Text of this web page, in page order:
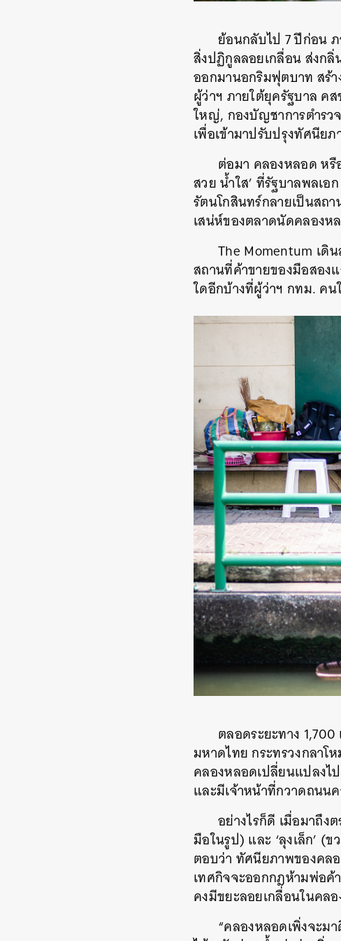
ย้อนกลับไป 7 ปีก่อน
สิ่งปฏิกูลลอยเกลื่อน ส่งก
ออกมานอกริมฟุตบาท สร้
ผู้ว่าฯ ภายใต้ยุครัฐบาล ค
ใหญ่, กองบัญชาการตำรว
เพื่อเข้ามาปรับปรุงทัศนีย
ต่อมา คลองหลอด หรื
สวย น้ำใส’ ที่รัฐบาลพลเ
รัตนโกสินทร์กลายเป็นสถ
เสน่ห์ของตลาดนัดคลอง
The Momentum เดิ
สถานที่ค้าขายของมือสอง
ใดอีกบ้างที่ผู้ว่าฯ กทม. ค
ตลอดระยะทาง
มหาดไทย กระทรวงกลา
คลองหลอดเปลี่ยนแปลงไ
และมีเจ้าหน้าที่กวาดถนน
อย่างไรก็ดี เมื่อมาถึง
มือในรูป) และ ‘ลุงเล็ก’ (
ตอบว่า ทัศนียภาพของคล
เทศกิจจะออกกฎห้ามพ่อค้
คงมีขยะลอยเกลื่อนในคล
“คลองหลอดเพิ่งจะม